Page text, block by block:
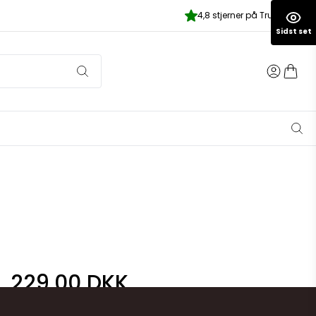
4,8 stjerner på Trustpilot
229,00 DKK
Sidst set